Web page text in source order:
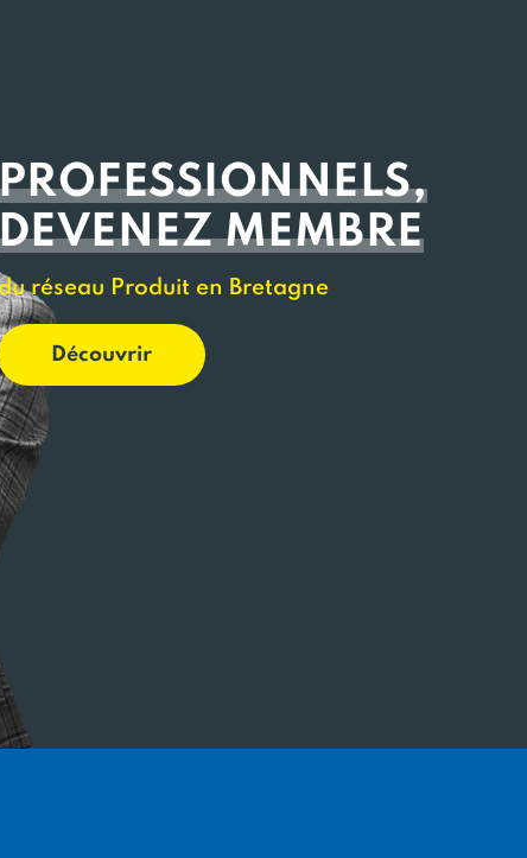
MEMBRE
réseau Produit en Bretagne
Découvrir